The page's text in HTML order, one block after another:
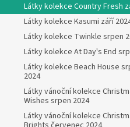
Látky kolekce Country Fresh
Látky kolekce Kasumi září
Látky kolekce Twinkle srpen
Látky kolekce At Day's End
Látky kolekce Beach House
2024
Látky vánoční kolekce
Wishes srpen 2024
Látky vánoční kolekce